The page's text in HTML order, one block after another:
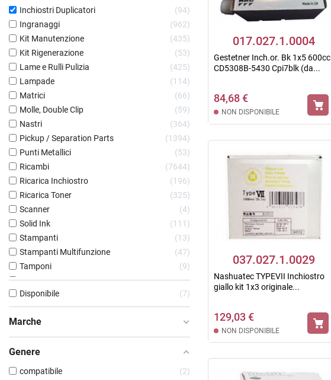
Inchiostri Duplicatori
94
Ingranaggi
962
Kit Manutenzione
435
Kit Rigenerazione
53
Lame e Rulli Pulizia
425
Lampade
114
Matrici
66
Molle, Double Clip
59
Nastri
364
Pickup / Separation Parts
1394
Punti Metallici
53
Ricambi
7644
Ricarica Inchiostro
196
Ricarica Toner
325
Scanner
4
Solid Ink
111
Stampanti
13
Stampanti Multifunzione
47
Tamponi
9
Toner e Cartucce Laser
10915
Transfer & Parts
762
Unghiette
167
Vaschette Recupero Toner
478
Disponibile 7
Marche
Genere
compatibile
2
017.027.1.0004
Gestetner Inch.or. Bk 1x5 600cc
CD5308B-5430 Cpi7blk (da...
84,68 €
NON DISPONIBILE
037.027.1.0029
Nashuatec TYPEVII Inchiostro
giallo kit 1x3 originale...
129,03 €
NON DISPONIBILE